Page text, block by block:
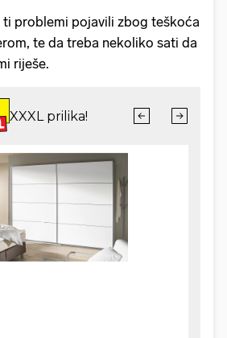
ti problemi pojavili zbog teškoća
te da treba nekoliko sati da
riješe.